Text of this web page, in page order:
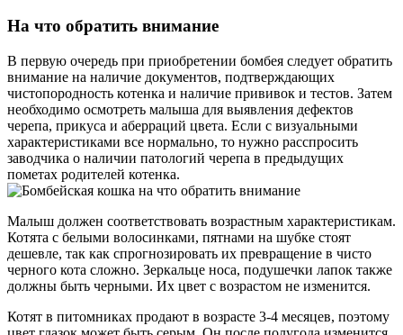
На что обратить внимание
В первую очередь при приобретении бомбея следует обратить
внимание на наличие документов, подтверждающих
чистопородность котенка и наличие прививок и тестов. Затем
необходимо осмотреть малыша для выявления дефектов
черепа, прикуса и аберраций цвета. Если с визуальными
характеристиками все нормально, то нужно расспросить
заводчика о наличии патологий черепа в предыдущих
пометах родителей котенка.
Малыш должен соответствовать возрастным характеристикам.
Котята с белыми волосинками, пятнами на шубке стоят
дешевле, так как спрогнозировать их превращение в чисто
черного кота сложно. Зеркальце носа, подушечки лапок также
должны быть черными. Их цвет с возрастом не изменится.
Котят в питомниках продают в возрасте 3-4 месяцев, поэтому